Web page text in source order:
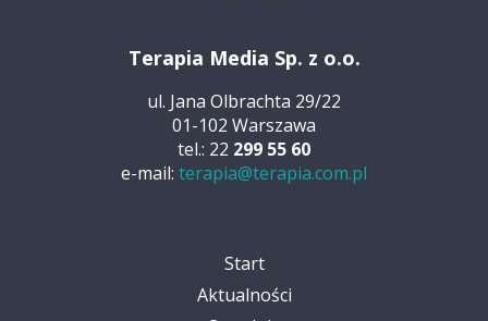
Terapia Media Sp. z o.o.
ul. Jana Olbrachta 29/22
01-102 Warszawa
tel.: 22 299 55 60
e-mail: terapia@terapia.com.pl
Start
Aktualności